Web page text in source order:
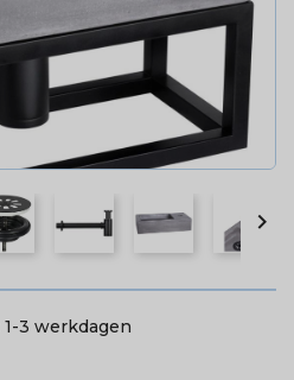

1-3 werkdagen